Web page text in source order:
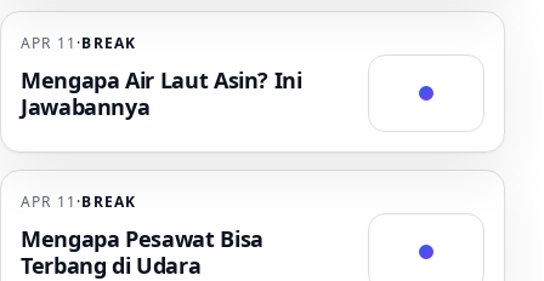
APR 11 ·BREAK
Mengapa Air Laut Asin? Ini
Jawabannya
APR 11 ·BREAK
Mengapa Pesawat Bisa
Terbang di Udara